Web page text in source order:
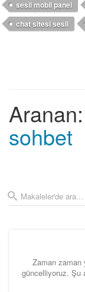
sesli mobil panel
chat sitesi sesli
Aranan:
sohbet
Zaman zaman
güncelliyoruz. Şu